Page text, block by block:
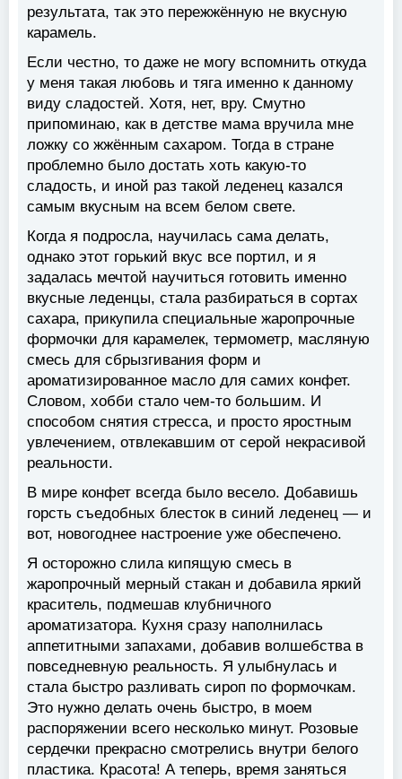
результата, так это пережжённую не вкусную
карамель.
Если честно, то даже не могу вспомнить откуда
у меня такая любовь и тяга именно к данному
виду сладостей. Хотя, нет, вру. Смутно
припоминаю, как в детстве мама вручила мне
ложку со жжённым сахаром. Тогда в стране
проблемно было достать хоть какую-то
сладость, и иной раз такой леденец казался
самым вкусным на всем белом свете.
Когда я подросла, научилась сама делать,
однако этот горький вкус все портил, и я
задалась мечтой научиться готовить именно
вкусные леденцы, стала разбираться в сортах
сахара, прикупила специальные жаропрочные
формочки для карамелек, термометр, масляную
смесь для сбрызгивания форм и
ароматизированное масло для самих конфет.
Словом, хобби стало чем-то большим. И
способом снятия стресса, и просто яростным
увлечением, отвлекавшим от серой некрасивой
реальности.
В мире конфет всегда было весело. Добавишь
горсть съедобных блесток в синий леденец — и
вот, новогоднее настроение уже обеспечено.
Я осторожно слила кипящую смесь в
жаропрочный мерный стакан и добавила яркий
краситель, подмешав клубничного
ароматизатора. Кухня сразу наполнилась
аппетитными запахами, добавив волшебства в
повседневную реальность. Я улыбнулась и
стала быстро разливать сироп по формочкам.
Это нужно делать очень быстро, в моем
распоряжении всего несколько минут. Розовые
сердечки прекрасно смотрелись внутри белого
пластика. Красота! А теперь, время заняться